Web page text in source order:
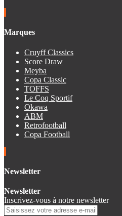
Marques
Cruyff Classics
Score Draw
Meyba
Copa Classic
TOFFS
Le Coq Sportif
Okawa
ABM
Retrofootball
Copa Football
Newsletter
Newsletter
Inscrivez-vous à notre newsletter